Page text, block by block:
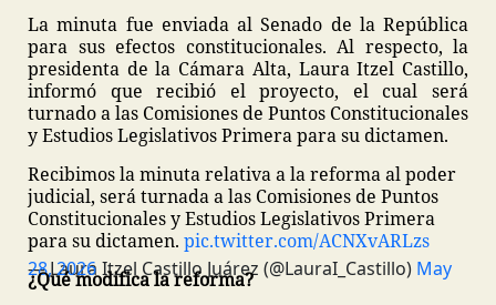
La minuta fue enviada al Senado de la República
para sus efectos constitucionales. Al respecto, la
presidenta de la Cámara Alta, Laura Itzel Castillo,
informó que recibió el proyecto, el cual será
turnado a las Comisiones de Puntos Constitucionales
y Estudios Legislativos Primera para su dictamen.
Recibimos la minuta relativa a la reforma al poder
judicial, será turnada a las Comisiones de Puntos
Constitucionales y Estudios Legislativos Primera
para su dictamen. pic.twitter.com/ACNXvARLzs
— Laura Itzel Castillo Juárez (@LauraI_Castillo)
May 28, 2026
¿Qué modifica la reforma?